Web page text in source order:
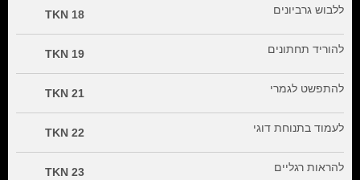
ללבוש גרביונים 18 TKN
להוריד תחתונים 19 TKN
להתפשט לגמרי 21 TKN
לעמוד בתנוחת דוגי 22 TKN
להראות רגליים 23 TKN